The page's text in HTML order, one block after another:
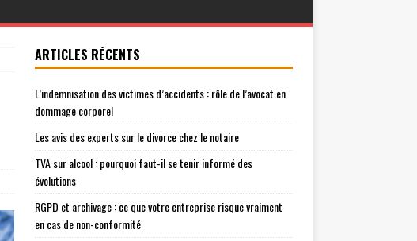
ARTICLES RÉCENTS
L’indemnisation des victimes d’accidents : rôle de l’avocat en
dommage corporel
Les avis des experts sur le divorce chez le notaire
TVA sur alcool : pourquoi faut-il se tenir informé des
évolutions
RGPD et archivage : ce que votre entreprise risque vraiment
en cas de non-conformité